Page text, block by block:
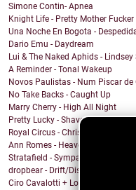
Simone Contin- Apnea
Knight Life - Pretty Mother Fucker
Una Noche En Bogota -
Dario Emu - Daydream
Lui & The Naked Aphids - Lindsey
A Reminder - Tonal Wakeup
Novos Paulistas - Num Piscar de
No Take Backs - Caught Up
Marry Cherry - High All Night
Pretty Lucky - Shave Or Sheep
Royal Circus - Christmas in blue
Ann Romes - Heaven
Stratafield - Sympathetic
dropbear - Drift/Dissolve
Ciro Cavalotti + Los Chicos del